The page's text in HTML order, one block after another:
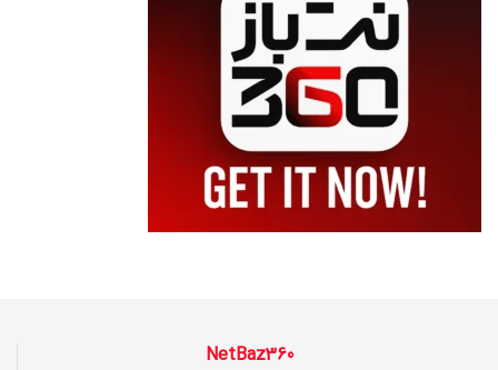
NetBaz360